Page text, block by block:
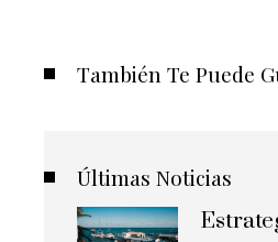
También Te Puede
Últimas Noticias